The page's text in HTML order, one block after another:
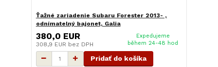
Ťažné zariadenie Subaru Forester 2013- ,
odnímatelný bajonet, Galia
380,0 EUR
308,9 EUR bez DPH
Expedujeme
během 24-48 hod
Pridať do košíka